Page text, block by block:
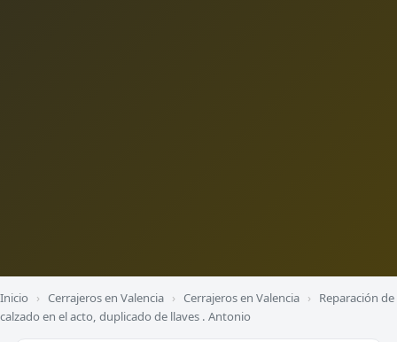
Inicio › Cerrajeros en Valencia › Cerrajeros en Valencia › Reparación de
calzado en el acto, duplicado de llaves . Antonio